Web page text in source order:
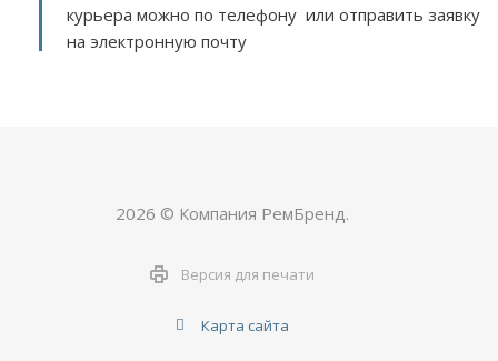
курьера можно по телефону или отправить заявку
на электронную почту
2026 © Компания РемБренд.
Версия для печати
Карта сайта